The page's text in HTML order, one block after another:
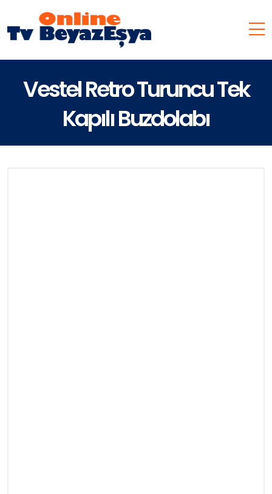
Vestel Retro Turuncu Tek
Kapılı Buzdolabı